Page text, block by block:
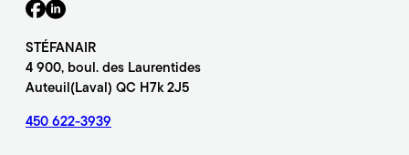
STÉFANAIR
4 900, boul. des Laurentides
Auteuil(Laval) QC H7k 2J5
450 622-3939